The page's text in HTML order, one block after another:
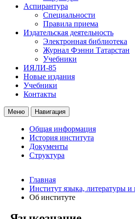
Аспирантура
Специальности
Правила приема
Издательская деятельность
Электронная библиотека
Журнал Фэнни Татарстан
Учебники
ИЯЛИ-85
Новые издания
Учебники
Контакты
Меню Навигация
Общая информация
История института
Документы
Структура
Главная
Институт языка, литературы и
Об институте